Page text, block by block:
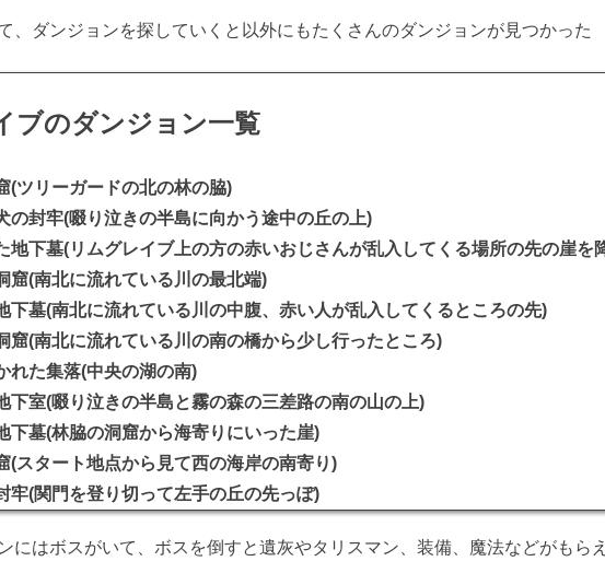
、ダンジョンを探していくと以外にもたくさんのダンジョンが見つかった
ブのダンジョン一覧
(ツリーガードの北の林の脇)
の封牢(啜り泣きの半島に向かう途中の丘の上)
地下墓(リムグレイブ上の方の赤いおじさんが乱入してくる場所の先の崖を
窟(南北に流れている川の最北端)
下墓(南北に流れている川の中腹、赤い人が乱入してくるところの先)
窟(南北に流れている川の南の橋から少し行ったところ)
れた集落(中央の湖の南)
下室(啜り泣きの半島と霧の森の三差路の南の山の上)
下墓(林脇の洞窟から海寄りにいった崖)
(スタート地点から見て西の海岸の南寄り)
牢(関門を登り切って左手の丘の先っぽ)
にはボスがいて、ボスを倒すと遺灰やタリスマン、装備、魔法などがもら